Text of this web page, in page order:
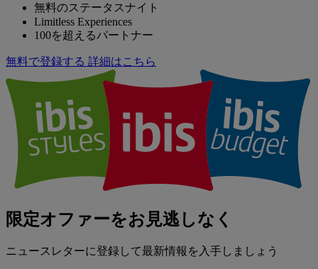
無料のステータスナイト
Limitless Experiences
100を超えるパートナー
無料で登録する 詳細はこちら
限定オファーをお見逃しなく
ニュースレターに登録して最新情報を入手しましょう